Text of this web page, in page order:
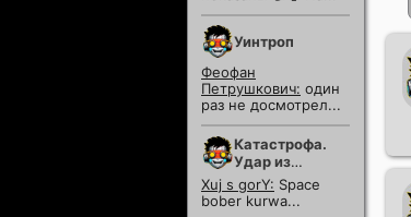
Уинтроп
Феофан
Петрушкович: один
раз не досмотрел...
Катастрофа.
Удар из
космоса
Xuj s gorY: Space
bober kurwa...